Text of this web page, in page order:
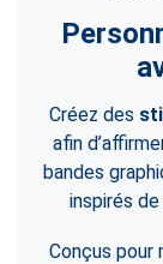
Créez des
afin
bandes
inspirés
Conçus pour